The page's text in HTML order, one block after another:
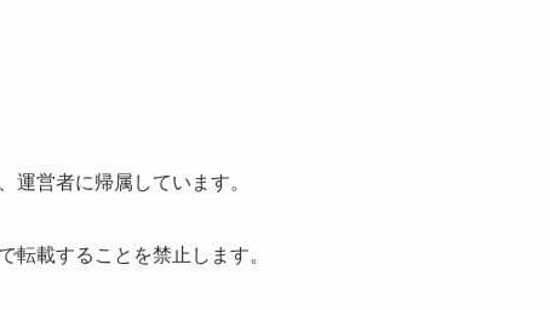
運営者に帰属しています。
転載することを禁止します。